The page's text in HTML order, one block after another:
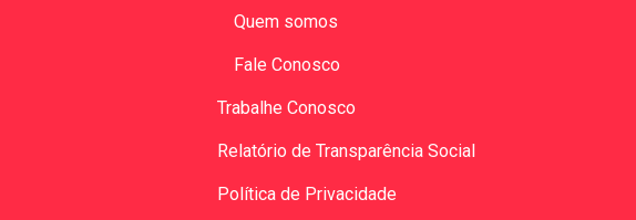
Quem somos
Fale Conosco
Trabalhe Conosco
Relatório de Transparência Social
Política de Privacidade